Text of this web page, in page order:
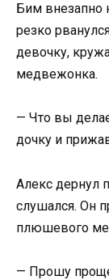
Бим внезапно
резко
девочку,
медвежонка.
— Что вы
дочку и
Алекс дернул
слушался. Он
плюшевого
— Прошу